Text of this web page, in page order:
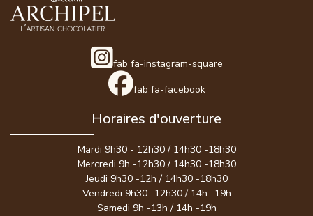
fab fa-instagram-square
fab fa-facebook
Horaires d'ouverture
Mardi 9h30 - 12h30 / 14h30 -18h30
Mercredi 9h -12h30 / 14h30 -18h30
Jeudi 9h30 -12h / 14h30 -18h30
Vendredi 9h30 -12h30 / 14h -19h
Samedi 9h -13h / 14h -19h